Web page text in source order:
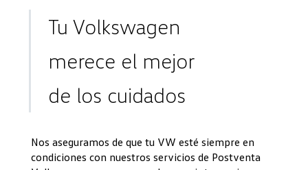
Tu Volkswagen
merece el mejor
de los cuidados
Nos aseguramos de que tu VW esté siempre en
condiciones con nuestros servicios de Postventa